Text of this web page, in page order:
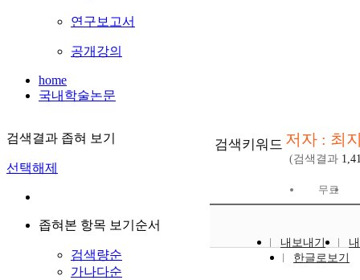
연구보고서
공개강의
home
국내학술논문
검색결과 좁혀 보기
선택해제
좁혀본 항목 보기순서
검색량순
가나다순
검색키워드 저자 : 최
(검색결과
무료
내보내기
한글로보기